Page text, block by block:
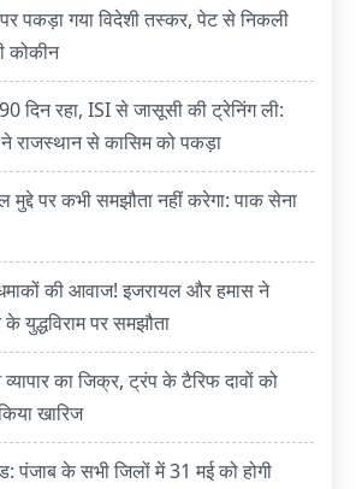
पर पकड़ा गया विदेशी तस्कर, पेट से निकली
कोकीन
दिन रहा, ISI से जासूसी की ट्रेनिंग ली:
राजस्थान से कासिम को पकड़ा
मुद्दे पर कभी समझौता नहीं करेगा: पाक सेना
की आवाज! इजरायल और हमास ने
युद्धविराम पर समझौता
का जिक्र, ट्रंप के टैरिफ दावों को
खारिज
पंजाब के सभी जिलों में 31 मई को होगी